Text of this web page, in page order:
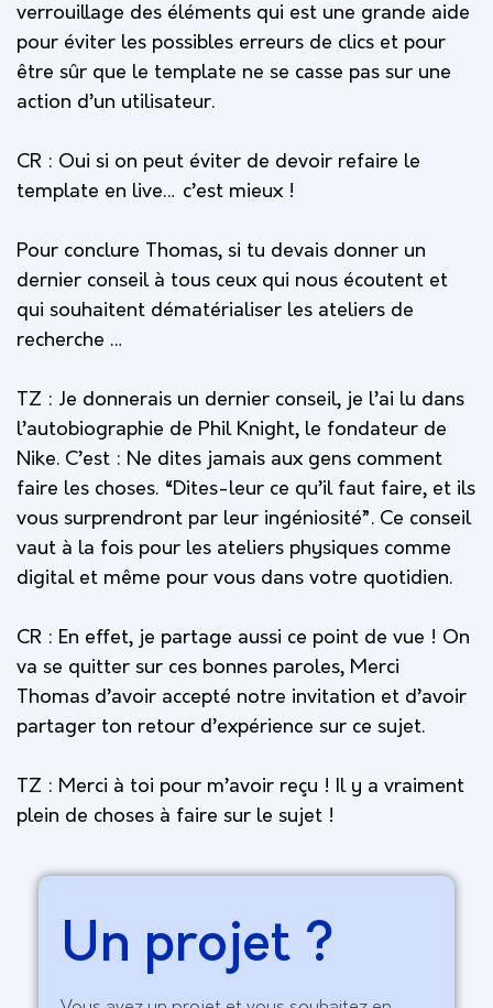
verrouillage des éléments qui est une grande aide
pour éviter les possibles erreurs de clics et pour
être sûr que le template ne se casse pas sur une
action d’un utilisateur.
CR : Oui si on peut éviter de devoir refaire le
template en live… c’est mieux !
Pour conclure Thomas, si tu devais donner un
dernier conseil à tous ceux qui nous écoutent et
qui souhaitent dématérialiser les ateliers de
recherche …
TZ : Je donnerais un dernier conseil, je l’ai lu dans
l’autobiographie de Phil Knight, le fondateur de
Nike. C’est : Ne dites jamais aux gens comment
faire les choses. “Dites-leur ce qu’il faut faire, et ils
vous surprendront par leur ingéniosité”. Ce conseil
vaut à la fois pour les ateliers physiques comme
digital et même pour vous dans votre quotidien.
CR : En effet, je partage aussi ce point de vue ! On
va se quitter sur ces bonnes paroles, Merci
Thomas d’avoir accepté notre invitation et d’avoir
partager ton retour d’expérience sur ce sujet.
TZ : Merci à toi pour m’avoir reçu ! Il y a vraiment
plein de choses à faire sur le sujet !
Un projet ?